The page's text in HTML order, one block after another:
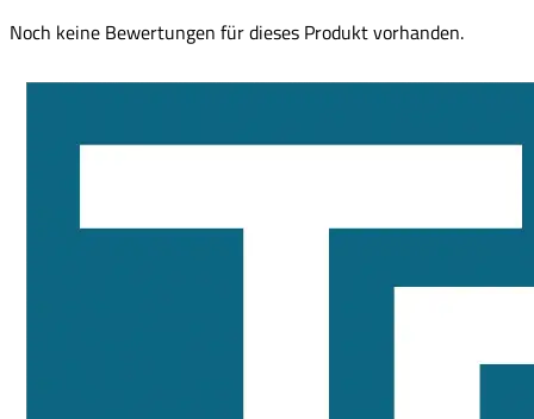
Noch keine Bewertungen für dieses Produkt vorhanden.